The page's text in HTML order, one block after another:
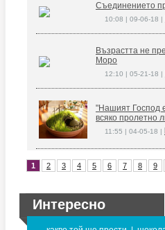
Съединението
10:08 | 09-06-18 |
Възрастта не
Моро
12:10 | 05-21-18 |
"Нашият Господ
всяко пролетно
11:55 | 04-05-18 |
1 2 3 4 5 6 7 8 9
Интересно